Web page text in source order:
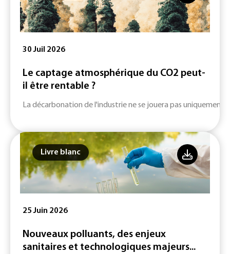
30 Juil 2026
Le captage atmosphérique du CO2 peut-
il être rentable ?
La décarbonation de l'industrie ne se jouera pas uniquement
Livre blanc
25 Juin 2026
Nouveaux polluants, des enjeux
sanitaires et technologiques majeurs...